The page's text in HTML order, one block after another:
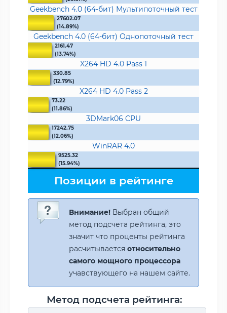
Geekbench 4.0 (64-бит) Мультипоточный тест
27602.07
(14.89%)
Geekbench 4.0 (64-бит) Однопоточный тест
2161.47
(13.74%)
X264 HD 4.0 Pass 1
330.85
(12.79%)
X264 HD 4.0 Pass 2
73.22
(11.86%)
3DMark06 CPU
17242.75
(12.06%)
WinRAR 4.0
9525.32
(15.94%)
Позиции в рейтинге
Внимание! Выбран общий
метод подсчета рейтинга, это
значит что проценты рейтинга
расчитывается относительно
самого мощного процессора
учавствующего на нашем сайте.
Метод подсчета рейтинга: